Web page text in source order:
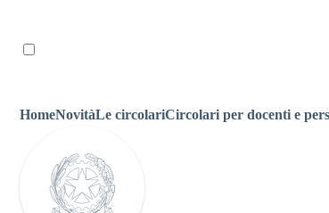
HomeNovitàLe circolariCircolari per docenti e